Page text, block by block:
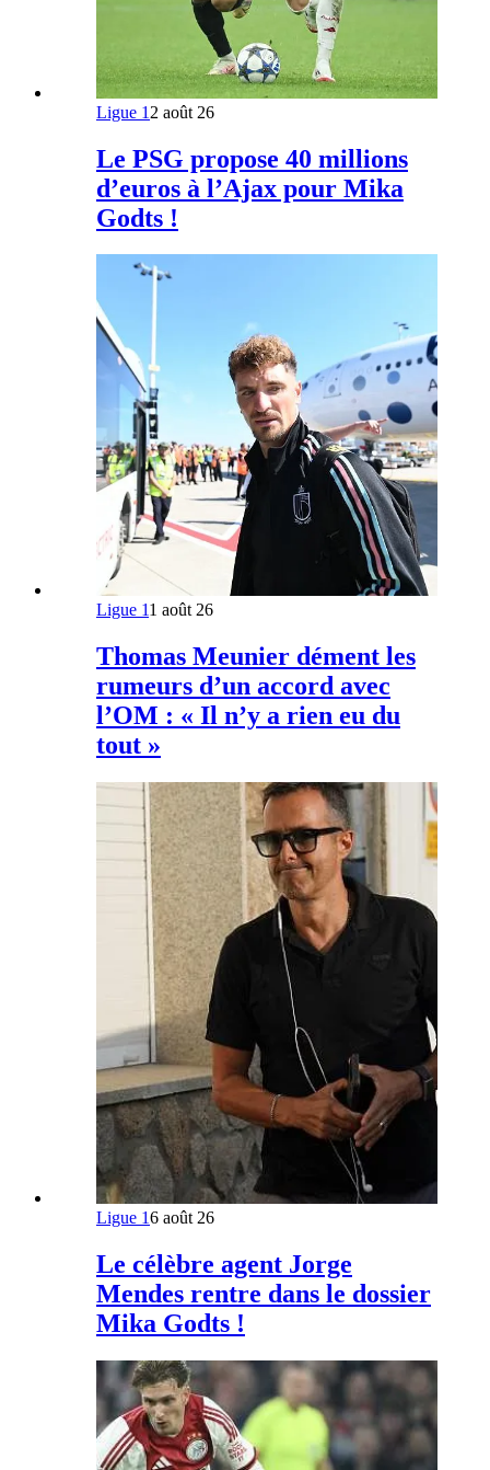
Ligue 1 2 août 26
Le PSG propose 40 millions
d’euros à l’Ajax pour Mika
Godts !
Ligue 11 août 26
Thomas Meunier dément les
rumeurs d’un accord avec
l’OM : « Il n’y a rien eu du
tout »
Ligue 16 août 26
Le célèbre agent Jorge
Mendes rentre dans le dossier
Mika Godts !